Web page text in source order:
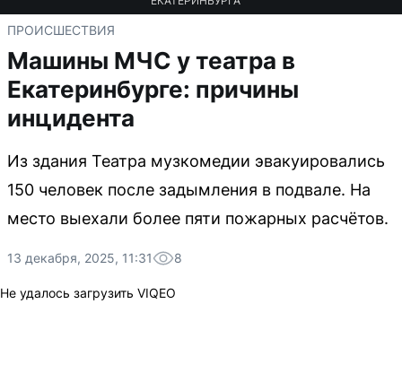
ПРОИСШЕСТВИЯ
Машины МЧС у театра в
Екатеринбурге: причины
инцидента
Из здания Театра музкомедии эвакуировались
150 человек после задымления в подвале. На
место выехали более пяти пожарных расчётов.
13 декабря, 2025, 11:31 8
Не удалось загрузить VIQEO